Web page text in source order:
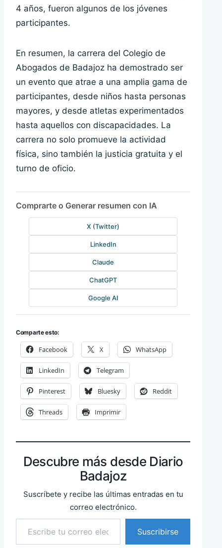
4 años, fueron algunos de los jóvenes
participantes.
En resumen, la carrera del Colegio de
Abogados de Badajoz ha demostrado ser
un evento que atrae a una amplia gama de
participantes, desde niños hasta personas
mayores, y desde atletas experimentados
hasta aquellos con discapacidades. La
carrera no solo promueve la actividad
física, sino también la justicia gratuita y el
turno de oficio.
Comprarte o Generar resumen con IA
X (Twitter)
LinkedIn
Claude
ChatGPT
Google AI
Comparte esto:
Facebook X WhatsApp
LinkedIn Telegram
Pinterest Bluesky Reddit
Threads Imprimir
Descubre más desde Diario
Badajoz
Suscríbete y recibe las últimas entradas en tu
correo electrónico.
Escribe tu correo electrónico…
Suscribirse